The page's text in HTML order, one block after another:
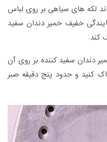
لکه های سیاهی بر روی لباس
خفیف خمیر دندان سفید
کند.
دندان سفید کننده بر روی آن
کنید و حدود پنج دقیقه صبر